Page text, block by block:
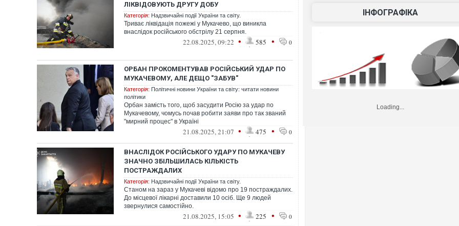
ЛІКВІДОВУЮТЬ ДРУГУ ДОБУ
Категорія: Надзвичайні події України та світу.
Триває ліквідація пожежі у Мукачево, що виникла
внаслідок російського обстрілу 21 серпня.
22.08.2025, 09:22 • 585 • 0
ОРБАН ПРОКОМЕНТУВАВ РОСІЙСЬКИЙ УДАР ПО
МУКАЧЕВОМУ, АЛЕ ДЕЩО "ЗАБУВ"
Категорія: Політичні новини України та світу: читати новини
політики
Орбан замість того, щоб засудити Росію за удар по
Мукачевому, чомусь почав робити заяви про так званий
"мирний процес" в Україні
21.08.2025, 21:07 • 475 • 0
ВНАСЛІДОК РОСІЙСЬКОГО УДАРУ ПО МУКАЧЕВУ
ЗНАЧНО ЗБІЛЬШИЛАСЬ КІЛЬКІСТЬ
ПОСТРАЖДАЛИХ
Категорія: Надзвичайні події України та світу.
Станом на зараз у Мукачеві відомо про 19 постраждалих.
До місцевої лікарні доставили 10 осіб. Ще 9 людей
звернулися самостійно.
21.08.2025, 15:05 • 225 • 0
ІНФОГРАФІКА
Loading...